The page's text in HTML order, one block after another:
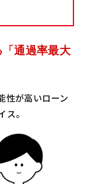
通過率最大
性が高いローン
。